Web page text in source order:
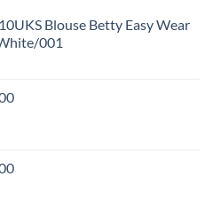
Blouse Betty Easy Wear
001